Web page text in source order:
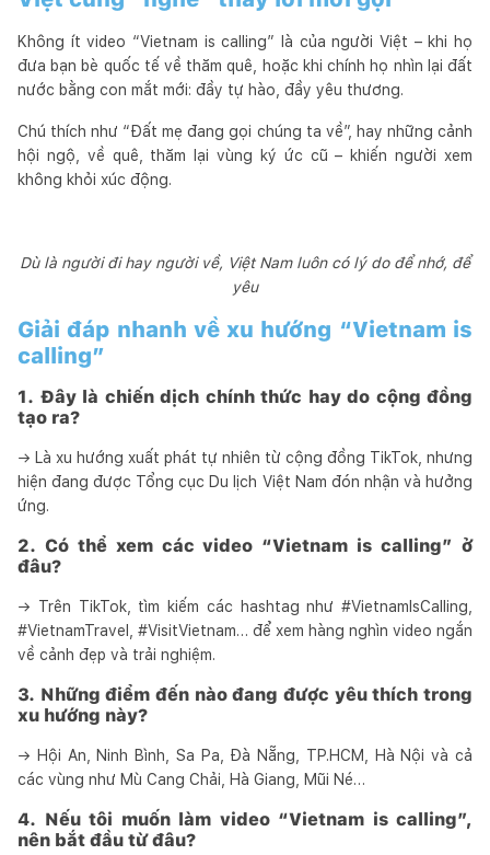
Không ít video “Vietnam is calling” là của người Việt – khi họ
đưa bạn bè quốc tế về thăm quê, hoặc khi chính họ nhìn lại đất
nước bằng con mắt mới: đầy tự hào, đầy yêu thương.
Chú thích như “Đất mẹ đang gọi chúng ta về”, hay những cảnh
hội ngộ, về quê, thăm lại vùng ký ức cũ – khiến người xem
không khỏi xúc động.
Dù là người đi hay người về, Việt Nam luôn có lý do để nhớ, để
yêu
Giải đáp nhanh về xu hướng “Vietnam is
calling”
1. Đây là chiến dịch chính thức hay do cộng đồng
tạo ra?
→ Là xu hướng xuất phát tự nhiên từ cộng đồng TikTok, nhưng
hiện đang được Tổng cục Du lịch Việt Nam đón nhận và hưởng
ứng.
2. Có thể xem các video “Vietnam is calling” ở
đâu?
→ Trên TikTok, tìm kiếm các hashtag như #VietnamIsCalling,
#VietnamTravel, #VisitVietnam… để xem hàng nghìn video ngắn
về cảnh đẹp và trải nghiệm.
3. Những điểm đến nào đang được yêu thích trong
xu hướng này?
→ Hội An, Ninh Bình, Sa Pa, Đà Nẵng, TP.HCM, Hà Nội và cả
các vùng như Mù Cang Chải, Hà Giang, Mũi Né…
4. Nếu tôi muốn làm video “Vietnam is calling”,
nên bắt đầu từ đâu?